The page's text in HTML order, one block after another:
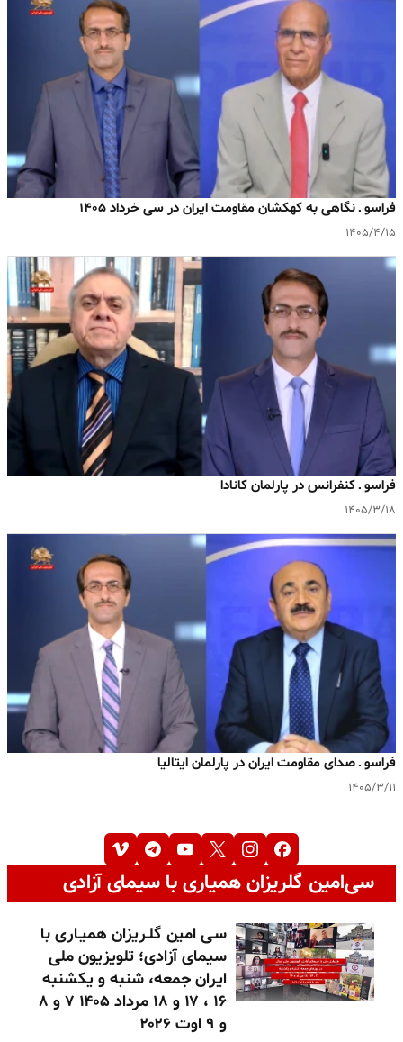
فراسو ـ نگاهی به کهکشان مقاومت ایران در سی خرداد ۱۴۰۵
۱۴۰۵/۴/۱۵
فراسو ـ کنفرانس در پارلمان کانادا
۱۴۰۵/۳/۱۸
فراسو ـ صدای مقاومت ایران در پارلمان ایتالیا
۱۴۰۵/۳/۱۱
سی‌امین گلریزان همیاری با سیمای آزادی
سـی امین گلـریزان همیـاری با
سیمای آزادی؛ تلویزیون ملی
ایران جمعه، شنبه و یکشنبه
۱۶ ، ۱۷ و ۱۸ مرداد ۱۴۰۵ ۷ و ۸
و ۹ اوت ۲۰۲۶